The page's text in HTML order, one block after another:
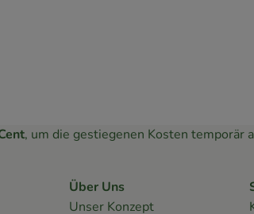
, um die gestiegenen Kosten temporär
Über Uns
Unser Konzept